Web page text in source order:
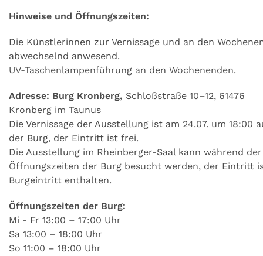
Hinweise und Öffnungszeiten:
Die Künstlerinnen zur Vernissage und an den
abwechselnd anwesend.
UV-Taschenlampenführung an den Wochenenden.
Adresse: Burg Kronberg, Schloßstraße 10–12, 61476
Kronberg im Taunus
Die Vernissage der Ausstellung ist am 24.07. um 18:00
der Burg, der Eintritt ist frei.
Die Ausstellung im Rheinberger-Saal kann während der
Öffnungszeiten der Burg besucht werden, der Eintritt
Burgeintritt enthalten.
Öffnungszeiten der Burg:
Mi - Fr 13:00 – 17:00 Uhr
Sa 13:00 – 18:00 Uhr
So 11:00 – 18:00 Uhr